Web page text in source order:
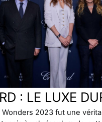
: LE LUXE
Wonders 2023 fut une